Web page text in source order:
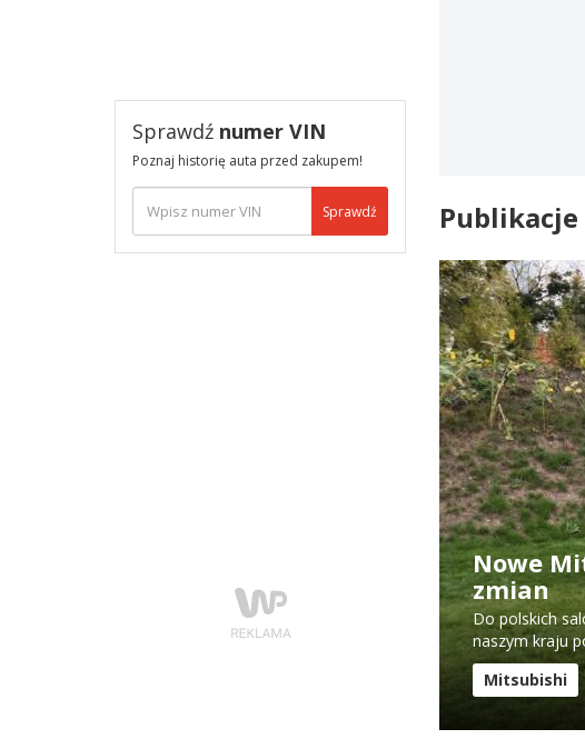
Publikacje
Nowe
zmian
Do polskich
naszym kraju
Mitsubishi
Sprawdź numer VIN
Poznaj historię auta przed zakupem!
Sprawdź